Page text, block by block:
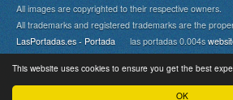
OK
This website uses cookies to ensure you get the best
All images are copyrighted to their respective owners.
All trademarks and registered trademarks are the
LasPortadas.es - Portada las portadas 0.004s